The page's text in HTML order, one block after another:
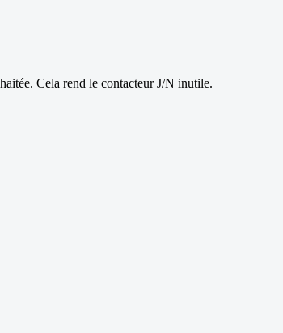
Cela rend le contacteur J/N inutile.